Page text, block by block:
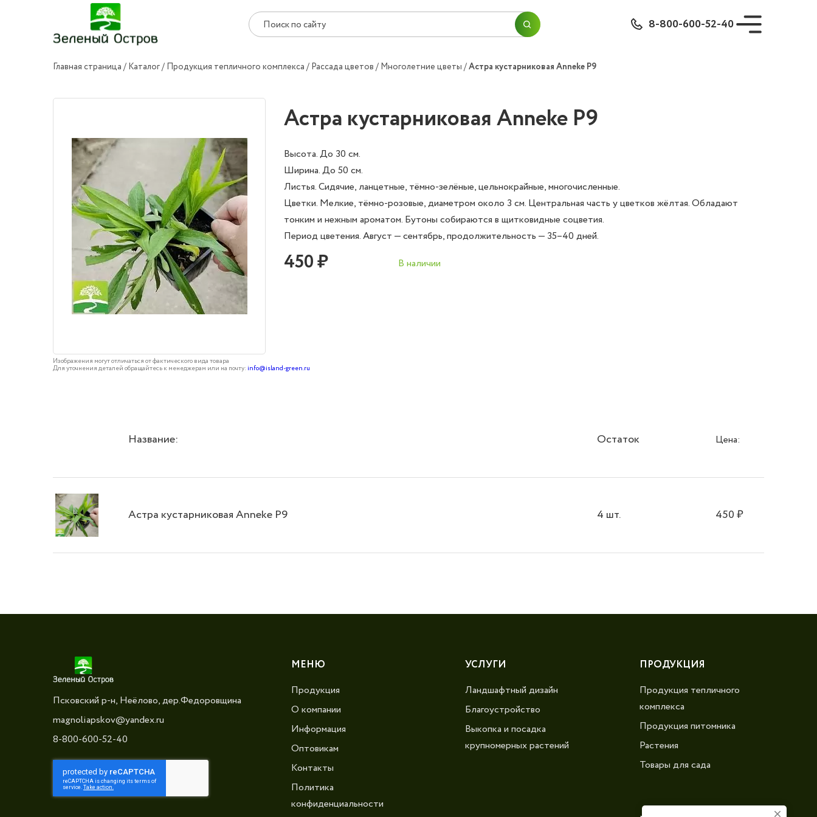
8-800-600-52-40
Главная страница Каталог Продукция тепличного комплекса Рассада цветов Многолетние цветы Астра кустарниковая Anneke Р9
Астра кустарниковая Anneke Р9
Высота. До 30 см.
Ширина. До 50 см.
Листья. Сидячие, ланцетные, тёмно-зелёные, цельнокрайные, многочисленные.
Цветки. Мелкие, тёмно-розовые, диаметром около 3 см. Центральная часть у цветков жёлтая. Обладают
тонким и нежным ароматом. Бутоны собираются в щитковидные соцветия.
Период цветения. Август — сентябрь, продолжительность — 35–40 дней.
450 ₽ В наличии
Изображения могут отличаться от фактического вида товара
Для уточнения деталей обращайтесь к менеджерам или на почту: info@island-green.ru
Название: Остаток Цена:
Астра кустарниковая Anneke Р9 4 шт. 450₽
Псковский р-н, Неёлово, дер.Федоровщина
magnoliapskov@yandex.ru
8-800-600-52-40
МЕНЮ
Продукция
О компании
Информация
Оптовикам
Контакты
Политика
конфиденциальности
УСЛУГИ
Ландшафтный дизайн
Благоустройство
Выкопка и посадка
крупномерных растений
ПРОДУКЦИЯ
Продукция тепличного
комплекса
Продукция питомника
Растения
Товары для сада
ПЕРЕЙТИ В КОРЗИНУ
ПРОДОЛЖИТЬ ПОКУПКИ
Согласие наобработку персональных данных
ОК